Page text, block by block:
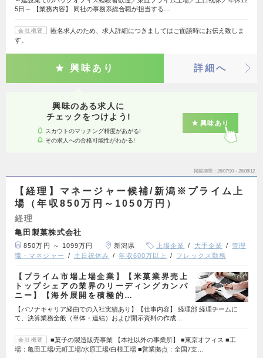
5日～ 【業務内容】 同社の事務系総合職が担当する…
会社概要
匿名求人のため、求人詳細につきましてはご面談時にお伝え致しま
す。
興味あり 詳細へ
興味のある求人に
チェックをつけよう!
スカウトのマッチング精度があがる!
その求人への合格可能性がわかる!
興味あり
掲載期間 26/07/30～26/08/12
【経理】マネージャー候補/新潟※プライム上
場（年収850万円～1050万円）
経理
亀田製菓株式会社
850万円 ～ 1099万円 新潟県 上場企業 大手企業
管理
職・マネジャー
土日祝休み 年収600万以上 フレックス勤務
【プライム市場上場企業】【米菓業界売上
トップシェアの業界のリーディングカンパ
ニー】【海外展開を積極的…
【パソナキャリア経由での入社実績あり】【仕事内容】 経理部 経理チームに
て、決算業務全般（単体・連結）および開示資料の作成…
会社概要
■菓子の製造販売事業 【本社以外の事業所】 ■東京オフィス ■工
場：亀田工場/元町工場/水原工場/白根工場 ■営業拠点：全国7支…